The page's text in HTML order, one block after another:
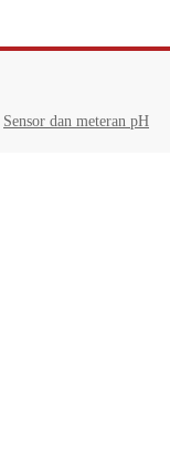
Sensor dan meteran pH